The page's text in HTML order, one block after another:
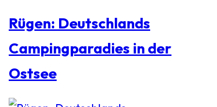
Rügen: Deutschlands
Campingparadies in der
Ostsee